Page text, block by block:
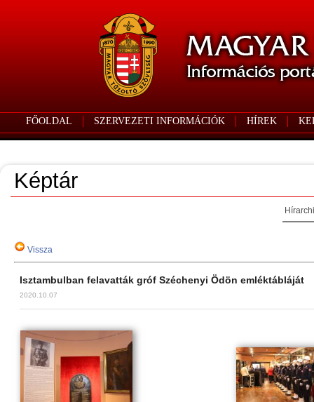
FŐOLDAL SZERVEZETI INFORMÁCIÓK HÍREK
Képtár
Vissza
Isztambulban felavatták gróf Széchenyi Ödön emléktábláját
2020.10.07